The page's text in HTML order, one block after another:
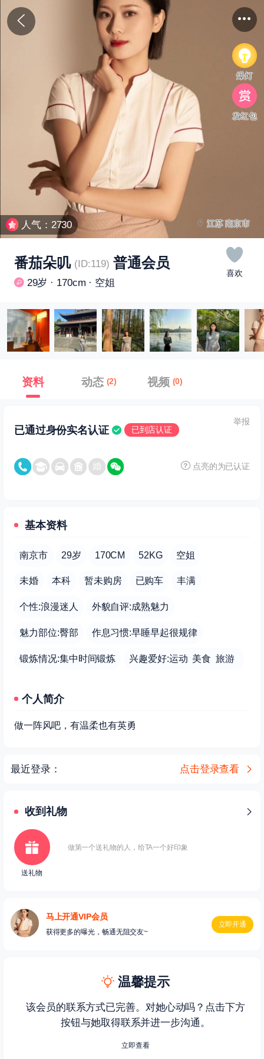
人气：2730 江苏 南京市
番茄朵叽 (ID:119) 普通会员
29岁 · 170cm · 空姐
喜欢
资料 动态 (2) 视频 (0)
已通过身份实名认证
举报
已到店认证
点亮的为已认证
基本资料
南京市 29岁 170CM 52KG 空姐
未婚 本科 暂未购房 已购车 丰满
个性:浪漫迷人 外貌自评:成熟魅力
魅力部位:臀部 作息习惯:早睡早起很规律
锻炼情况:集中时间锻炼 兴趣爱好:运动 美食 旅游
个人简介
做一阵风吧，有温柔也有英勇
最近登录： 点击登录查看
收到礼物
送礼物
做第一个送礼物的人，给TA一个好印象
马上开通VIP会员
获得更多的曝光，畅通无阻交友~
立即开通
温馨提示
该会员的联系方式已完善。对她心动吗？点击下方
按钮与她取得联系并进一步沟通。
立即查看
爆灯
发红包